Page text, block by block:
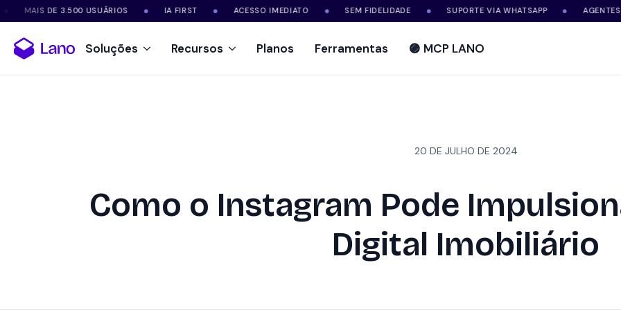
DE 3.500 USUÁRIOS ● IA FIRST ● ACESSO IMEDIATO ● SEM FIDELIDADE SUPORTE VIA WHATSAPP ● AGENTES DE IA ●
Soluções Recursos Planos Ferramentas 🟣 MCP LANO
20 DE JULHO DE 2024
Como o Instagram Pode
Digital Imobiliário